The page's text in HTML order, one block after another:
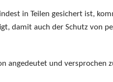
in Teilen gesichert ist,
damit auch der Schutz von
angedeutet und versprochen